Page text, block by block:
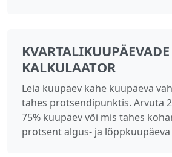
KVARTALIKUUPÄEVADE
KALKULAATOR
Leia kuupäev kahe kuupäeva
tahes protsendipunktis. Arvuta
75% kuupäev või mis tahes
protsent algus- ja lõppkuupäeva